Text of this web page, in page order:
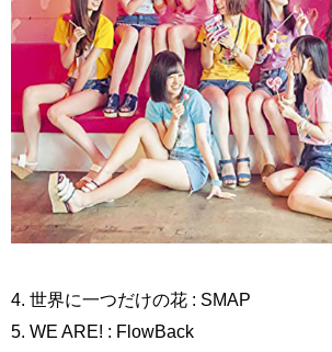
4. 世界に一つだけの花 : SMAP
5. WE ARE! : FlowBack